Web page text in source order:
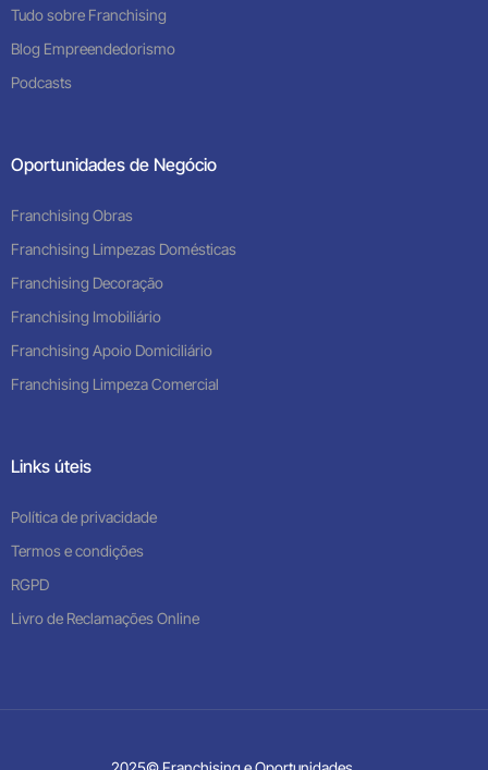
Tudo sobre Franchising
Blog Empreendedorismo
Podcasts
Oportunidades de Negócio
Franchising Obras
Franchising Limpezas Domésticas
Franchising Decoração
Franchising Imobiliário
Franchising Apoio Domiciliário
Franchising Limpeza Comercial
Links úteis
Política de privacidade
Termos e condições
RGPD
Livro de Reclamações Online